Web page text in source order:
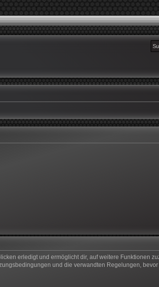
erledigt und ermöglicht dir, auf weitere Funktionen
und die verwandten Regelungen,